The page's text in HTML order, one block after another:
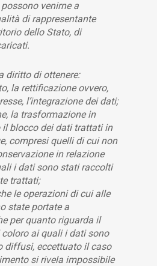
venirne a
di rappresentante
dello Stato, di
diritto di ottenere:
la rettificazione ovvero,
l’integrazione dei dati;
la trasformazione in
blocco dei dati trattati in
compresi quelli di cui non
in relazione
i dati sono stati raccolti
trattati;
le operazioni di cui alle
state portate a
per quanto riguarda il
ai quali i dati sono
diffusi, eccettuato il caso
si rivela impossibile